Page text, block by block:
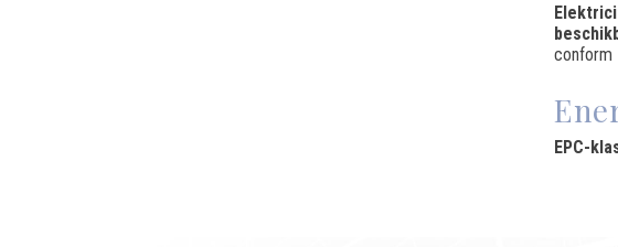
conform
EPC-